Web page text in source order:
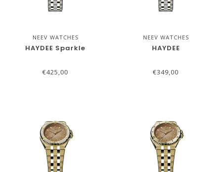
NEEV WATCHES
HAYDEE Sparkle
€425,00
NEEV WATCHES
HAYDEE
€349,00